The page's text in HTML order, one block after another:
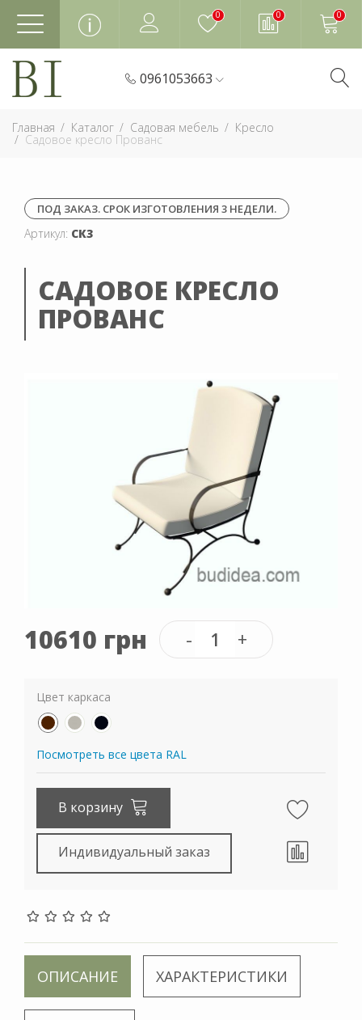
0 0 0
0961053663
Главная Каталог Садовая мебель Кресло
Садовое кресло Прованс
ПОД ЗАКАЗ. СРОК ИЗГОТОВЛЕНИЯ 3 НЕДЕЛИ.
Артикул: СК3
САДОВОЕ КРЕСЛО
ПРОВАНС
10610 грн
Цвет каркаса
Посмотреть все цвета RAL
В корзину
Индивидуальный заказ
ОПИСАНИЕ ХАРАКТЕРИСТИКИ